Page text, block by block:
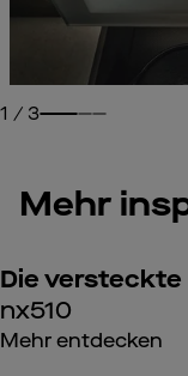
1 / 3
Mehr
Die
nx510
Mehr entdecken